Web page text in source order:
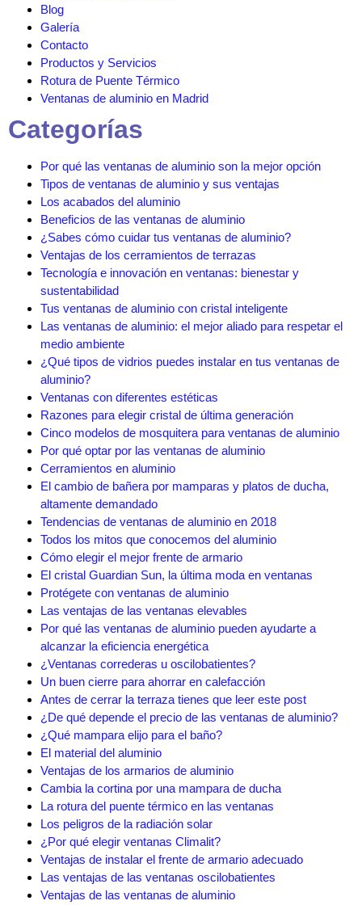
Blog
Galería
Contacto
Productos y Servicios
Rotura de Puente Térmico
Ventanas de aluminio en Madrid
Categorías
Por qué las ventanas de aluminio son la mejor opción
Tipos de ventanas de aluminio y sus ventajas
Los acabados del aluminio
Beneficios de las ventanas de aluminio
¿Sabes cómo cuidar tus ventanas de aluminio?
Ventajas de los cerramientos de terrazas
Tecnología e innovación en ventanas: bienestar y
sustentabilidad
Tus ventanas de aluminio con cristal inteligente
Las ventanas de aluminio: el mejor aliado para respetar el
medio ambiente
¿Qué tipos de vidrios puedes instalar en tus ventanas de
aluminio?
Ventanas con diferentes estéticas
Razones para elegir cristal de última generación
Cinco modelos de mosquitera para ventanas de aluminio
Por qué optar por las ventanas de aluminio
Cerramientos en aluminio
El cambio de bañera por mamparas y platos de ducha,
altamente demandado
Tendencias de ventanas de aluminio en 2018
Todos los mitos que conocemos del aluminio
Cómo elegir el mejor frente de armario
El cristal Guardian Sun, la última moda en ventanas
Protégete con ventanas de aluminio
Las ventajas de las ventanas elevables
Por qué las ventanas de aluminio pueden ayudarte a
alcanzar la eficiencia energética
¿Ventanas correderas u oscilobatientes?
Un buen cierre para ahorrar en calefacción
Antes de cerrar la terraza tienes que leer este post
¿De qué depende el precio de las ventanas de aluminio?
¿Qué mampara elijo para el baño?
El material del aluminio
Ventajas de los armarios de aluminio
Cambia la cortina por una mampara de ducha
La rotura del puente térmico en las ventanas
Los peligros de la radiación solar
¿Por qué elegir ventanas Climalit?
Ventajas de instalar el frente de armario adecuado
Las ventajas de las ventanas oscilobatientes
Ventajas de las ventanas de aluminio